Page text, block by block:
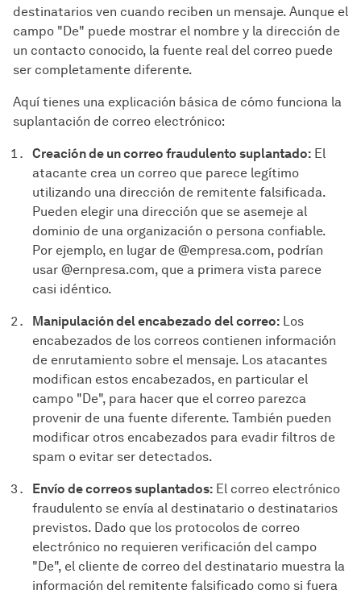
destinatarios ven cuando reciben un mensaje. Aunque el
campo "De" puede mostrar el nombre y la dirección de
un contacto conocido, la fuente real del correo puede
ser completamente diferente.
Aquí tienes una explicación básica de cómo funciona la
suplantación de correo electrónico:
Creación de un correo fraudulento suplantado: El
atacante crea un correo que parece legítimo
utilizando una dirección de remitente falsificada.
Pueden elegir una dirección que se asemeje al
dominio de una organización o persona confiable.
Por ejemplo, en lugar de @empresa.com, podrían
usar @ernpresa.com, que a primera vista parece
casi idéntico.
Manipulación del encabezado del correo: Los
encabezados de los correos contienen información
de enrutamiento sobre el mensaje. Los atacantes
modifican estos encabezados, en particular el
campo "De", para hacer que el correo parezca
provenir de una fuente diferente. También pueden
modificar otros encabezados para evadir filtros de
spam o evitar ser detectados.
Envío de correos suplantados: El correo electrónico
fraudulento se envía al destinatario o destinatarios
previstos. Dado que los protocolos de correo
electrónico no requieren verificación del campo
"De", el cliente de correo del destinatario muestra la
información del remitente falsificado como si fuera